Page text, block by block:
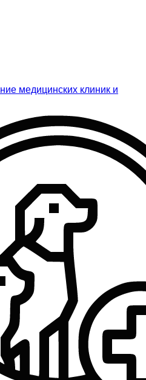
медицинских клиник и